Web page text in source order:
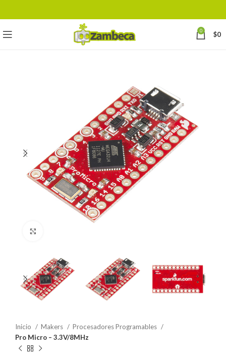
0 $0
Inicio Makers
Procesadores Programables
Pro Micro – 3.3V/8MHz